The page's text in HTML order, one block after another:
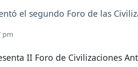
el segundo Foro de las
pm